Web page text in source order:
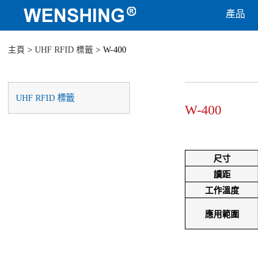
產品
主頁 >UHF RFID 標籤 > W-400
UHF RFID 標籤
W-400
尺寸
讀距
工作溫度
應用範圍